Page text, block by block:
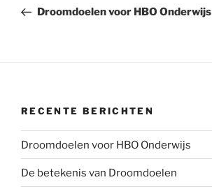
bericht
Droomdoelen voor HBO Onderwijs
RECENTE BERICHTEN
Droomdoelen voor HBO Onderwijs
De betekenis van Droomdoelen